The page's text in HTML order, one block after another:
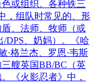
或组织。各种铁三
，组队时常见的、形
、法师、牧师（或
DPS、奶妈）。《哈
格兰杰、罗恩·韦斯
艘英国BB/BC（英
《火影忍者》中，